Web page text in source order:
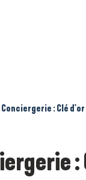
Conciergerie : Clé